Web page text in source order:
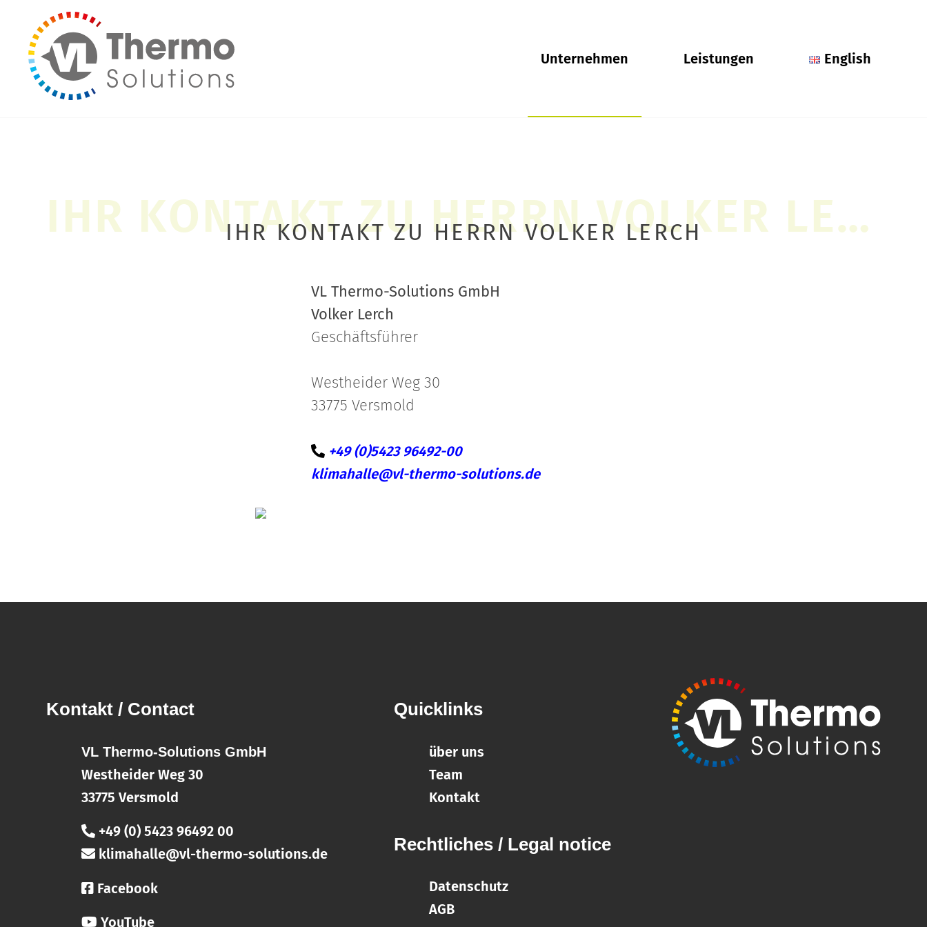
Unternehmen Leistungen English
IHR KONTAKT ZU HERRN VOLKER LERCH
VL Thermo-Solutions GmbH
Volker Lerch
Geschäftsführer
Westheider Weg 30
33775 Versmold
+49 (0)5423 96492-00
klimahalle@vl-thermo-solutions.de
Kontakt / Contact
VL Thermo-Solutions GmbH
Westheider Weg 30
33775 Versmold
+49 (0) 5423 96492 00
klimahalle@vl-thermo-solutions.de
Facebook
YouTube
Quicklinks
über uns
Team
Kontakt
Rechtliches / Legal notice
Datenschutz
AGB